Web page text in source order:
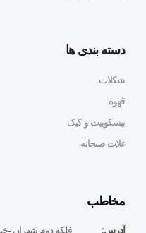
دسته بندی ها
شکلات
قهوه
بیسکوییت و کیک
غلات صبحانه
مخاطب
آدرس: فلكه دوم شهران -